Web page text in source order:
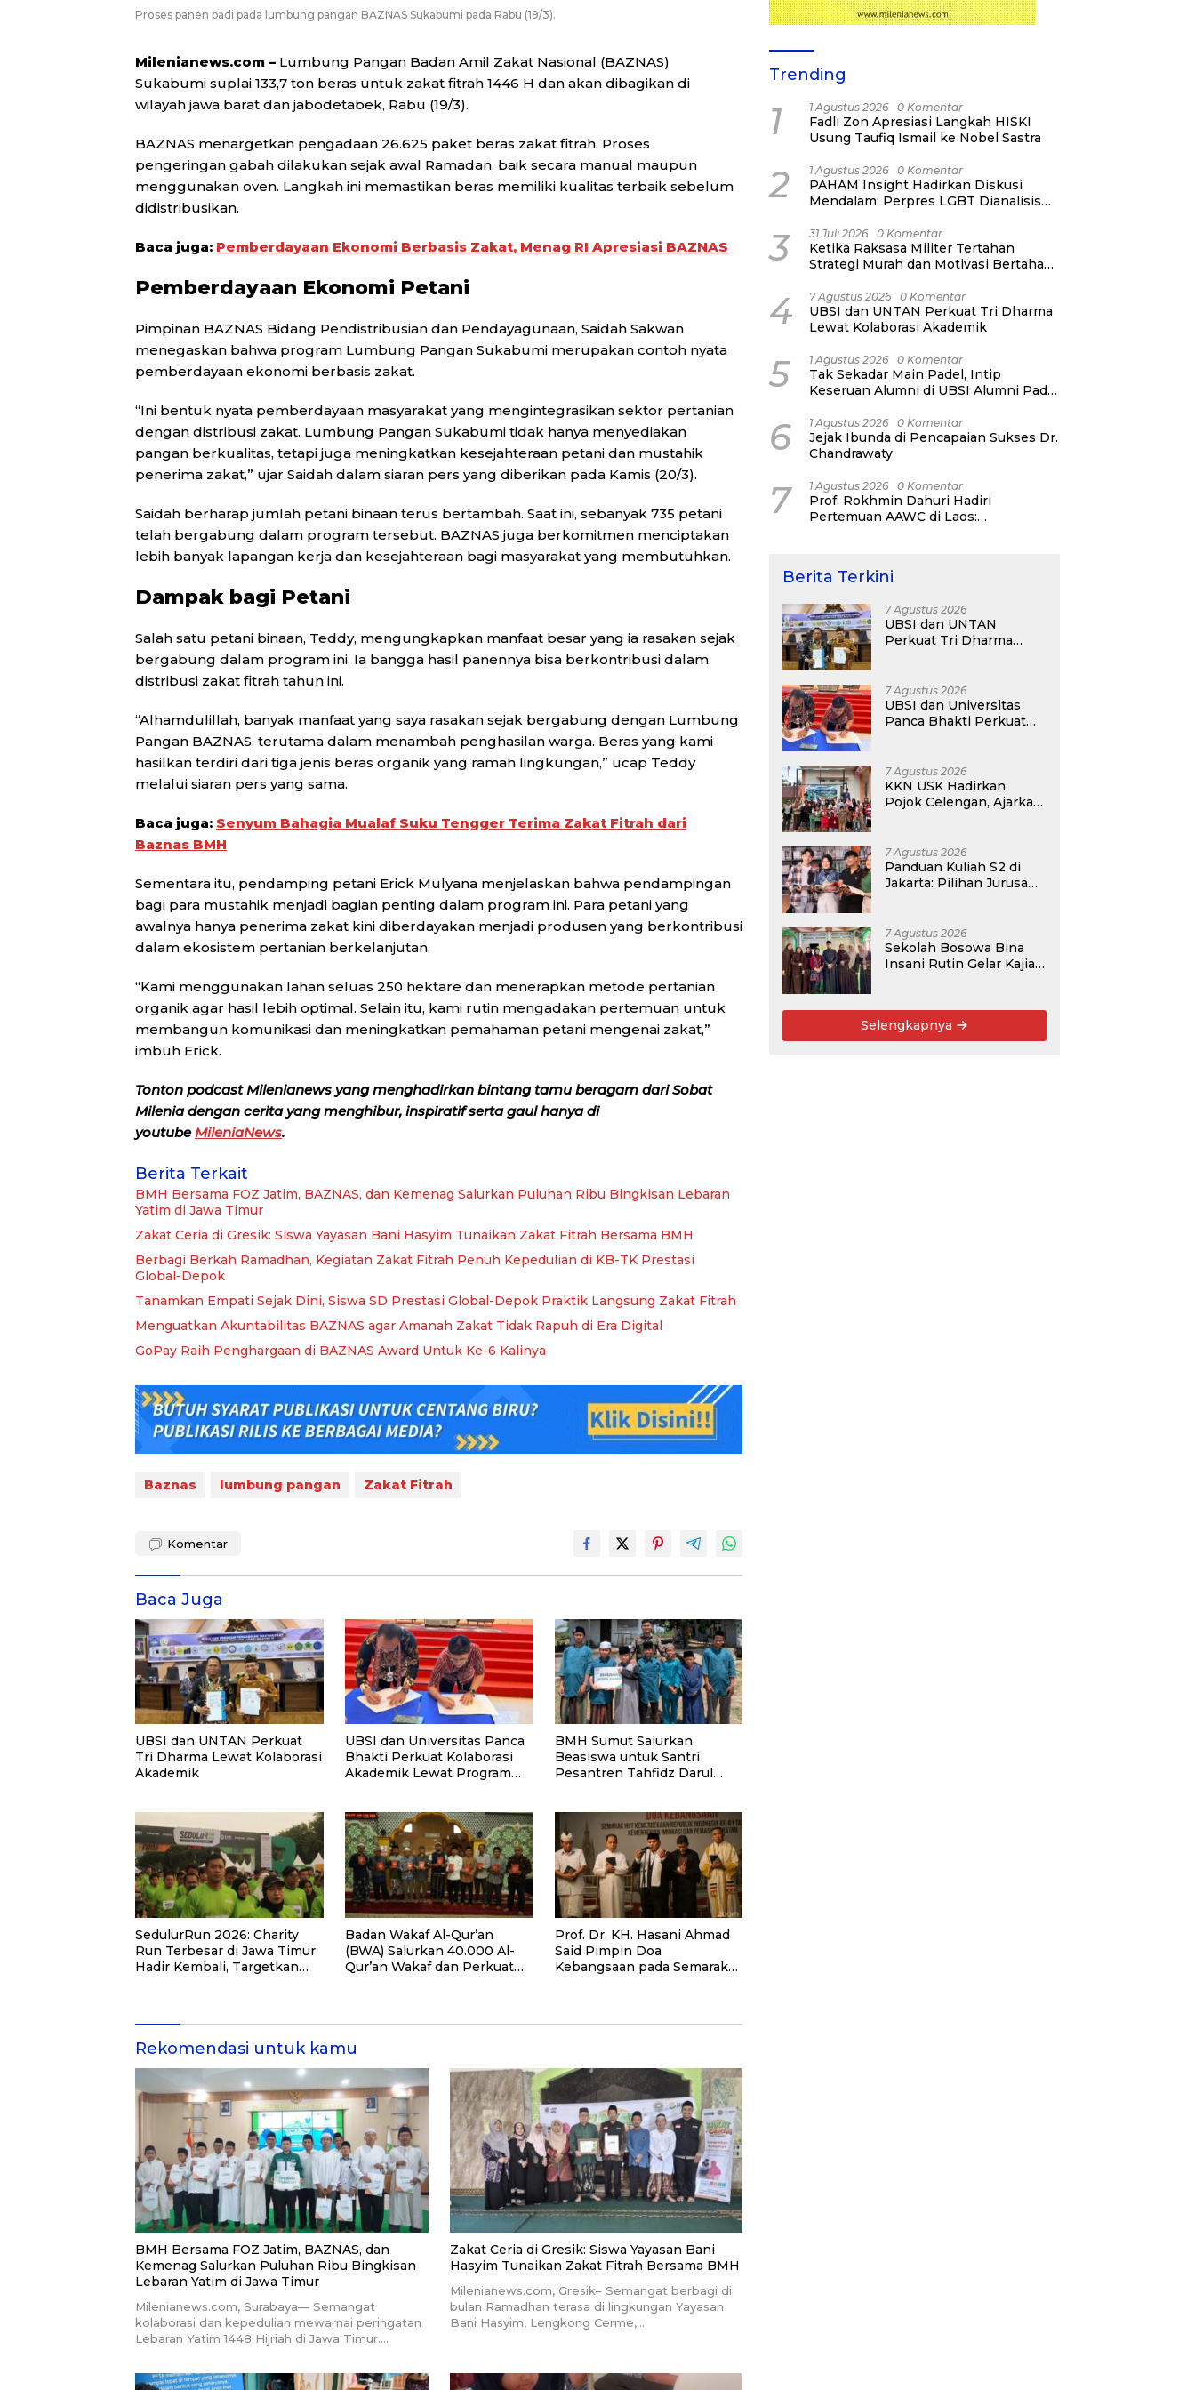
Proses panen padi pada lumbung pangan BAZNAS Sukabumi pada Rabu (19/3).
Milenianews.com – Lumbung Pangan Badan Amil Zakat Nasional (BAZNAS)
Sukabumi suplai 133,7 ton beras untuk zakat fitrah 1446 H dan akan dibagikan di
wilayah jawa barat dan jabodetabek, Rabu (19/3).
BAZNAS menargetkan pengadaan 26.625 paket beras zakat fitrah. Proses
pengeringan gabah dilakukan sejak awal Ramadan, baik secara manual maupun
menggunakan oven. Langkah ini memastikan beras memiliki kualitas terbaik sebelum
didistribusikan.
Baca juga: Pemberdayaan Ekonomi Berbasis Zakat, Menag RI Apresiasi BAZNAS
Pemberdayaan Ekonomi Petani
Pimpinan BAZNAS Bidang Pendistribusian dan Pendayagunaan, Saidah Sakwan
menegaskan bahwa program Lumbung Pangan Sukabumi merupakan contoh nyata
pemberdayaan ekonomi berbasis zakat.
“Ini bentuk nyata pemberdayaan masyarakat yang mengintegrasikan sektor pertanian
dengan distribusi zakat. Lumbung Pangan Sukabumi tidak hanya menyediakan
pangan berkualitas, tetapi juga meningkatkan kesejahteraan petani dan mustahik
penerima zakat,” ujar Saidah dalam siaran pers yang diberikan pada Kamis (20/3).
Saidah berharap jumlah petani binaan terus bertambah. Saat ini, sebanyak 735 petani
telah bergabung dalam program tersebut. BAZNAS juga berkomitmen menciptakan
lebih banyak lapangan kerja dan kesejahteraan bagi masyarakat yang membutuhkan.
Dampak bagi Petani
Salah satu petani binaan, Teddy, mengungkapkan manfaat besar yang ia rasakan sejak
bergabung dalam program ini. Ia bangga hasil panennya bisa berkontribusi dalam
distribusi zakat fitrah tahun ini.
“Alhamdulillah, banyak manfaat yang saya rasakan sejak bergabung dengan Lumbung
Pangan BAZNAS, terutama dalam menambah penghasilan warga. Beras yang kami
hasilkan terdiri dari tiga jenis beras organik yang ramah lingkungan,” ucap Teddy
melalui siaran pers yang sama.
Baca juga: Senyum Bahagia Mualaf Suku Tengger Terima Zakat Fitrah dari
Baznas BMH
Sementara itu, pendamping petani Erick Mulyana menjelaskan bahwa pendampingan
bagi para mustahik menjadi bagian penting dalam program ini. Para petani yang
awalnya hanya penerima zakat kini diberdayakan menjadi produsen yang berkontribusi
dalam ekosistem pertanian berkelanjutan.
“Kami menggunakan lahan seluas 250 hektare dan menerapkan metode pertanian
organik agar hasil lebih optimal. Selain itu, kami rutin mengadakan pertemuan untuk
membangun komunikasi dan meningkatkan pemahaman petani mengenai zakat,”
imbuh Erick.
Tonton podcast Milenianews yang menghadirkan bintang tamu beragam dari Sobat
Milenia dengan cerita yang menghibur, inspiratif serta gaul hanya di
youtubeMileniaNews.
Berita Terkait
BMH Bersama FOZ Jatim, BAZNAS, dan Kemenag Salurkan Puluhan Ribu Bingkisan Lebaran
Yatim di Jawa Timur
Zakat Ceria di Gresik: Siswa Yayasan Bani Hasyim Tunaikan Zakat Fitrah Bersama BMH
Berbagi Berkah Ramadhan, Kegiatan Zakat Fitrah Penuh Kepedulian di KB-TK Prestasi
Global-Depok
Tanamkan Empati Sejak Dini, Siswa SD Prestasi Global-Depok Praktik Langsung Zakat Fitrah
Menguatkan Akuntabilitas BAZNAS agar Amanah Zakat Tidak Rapuh di Era Digital
GoPay Raih Penghargaan di BAZNAS Award Untuk Ke-6 Kalinya
Baznas lumbung pangan Zakat Fitrah
Komentar
Baca Juga
UBSI dan UNTAN Perkuat
Tri Dharma Lewat Kolaborasi
Akademik
UBSI dan Universitas Panca
Bhakti Perkuat Kolaborasi
Akademik Lewat Program
BMH Sumut Salurkan
Beasiswa untuk Santri
Pesantren Tahfidz Darul
SedulurRun 2026: Charity
Run Terbesar di Jawa Timur
Hadir Kembali, Targetkan
Badan Wakaf Al-Qur’an
(BWA) Salurkan 40.000 Al-
Qur’an Wakaf dan Perkuat
Prof. Dr. KH. Hasani Ahmad
Said Pimpin Doa
Kebangsaan pada Semarak
Rekomendasi untuk kamu
BMH Bersama FOZ Jatim, BAZNAS, dan
Kemenag Salurkan Puluhan Ribu Bingkisan
Lebaran Yatim di Jawa Timur
Milenianews.com, Surabaya— Semangat
kolaborasi dan kepedulian mewarnai peringatan
Lebaran Yatim 1448 Hijriah di Jawa Timur….
Zakat Ceria di Gresik: Siswa Yayasan Bani
Hasyim Tunaikan Zakat Fitrah Bersama BMH
Milenianews.com, Gresik– Semangat berbagi di
bulan Ramadhan terasa di lingkungan Yayasan
Bani Hasyim, Lengkong Cerme,…
Trending
1 1 Agustus 2026 0 Komentar
Fadli Zon Apresiasi Langkah HISKI
Usung Taufiq Ismail ke Nobel Sastra
2 1 Agustus 2026 0 Komentar
PAHAM Insight Hadirkan Diskusi
Mendalam: Perpres LGBT Dianalisis
Bukan Ancaman Individual
3 31 Juli 2026 0 Komentar
Ketika Raksasa Militer Tertahan
Strategi Murah dan Motivasi Bertahan
4 7 Agustus 2026 0 Komentar
UBSI dan UNTAN Perkuat Tri Dharma
Lewat Kolaborasi Akademik
5 1 Agustus 2026 0 Komentar
Tak Sekadar Main Padel, Intip
Keseruan Alumni di UBSI Alumni Padel
6 1 Agustus 2026 0 Komentar
Jejak Ibunda di Pencapaian Sukses Dr.
Chandrawaty
7 1 Agustus 2026 0 Komentar
Prof. Rokhmin Dahuri Hadiri
Pertemuan AAWC di Laos:
Berita Terkini
7 Agustus 2026
UBSI dan UNTAN
Perkuat Tri Dharma
7 Agustus 2026
UBSI dan Universitas
Panca Bhakti Perkuat
7 Agustus 2026
KKN USK Hadirkan
Pojok Celengan, Ajarkan
7 Agustus 2026
Panduan Kuliah S2 di
Jakarta: Pilihan Jurusan,
7 Agustus 2026
Sekolah Bosowa Bina
Insani Rutin Gelar Kajian
Umum
Selengkapnya